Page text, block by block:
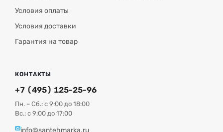
Условия оплаты
Условия доставки
Гарантия на товар
КОНТАКТЫ
+7 (495) 125-25-96
Пн. – Сб.: с 9:00 до 18:00
Вс.: с 9:00 до 17:00
info@santehmarka.ru